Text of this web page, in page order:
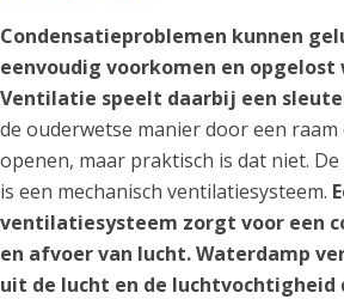
Condensatieproblemen kunnen
eenvoudig voorkomen en opgelost
Ventilatie speelt daarbij een
de ouderwetse manier door een
openen, maar praktisch is dat niet.
is een mechanisch ventilatiesysteem.
ventilatiesysteem zorgt voor een
en afvoer van lucht. Waterdamp
uit de lucht en de luchtvochtigheid